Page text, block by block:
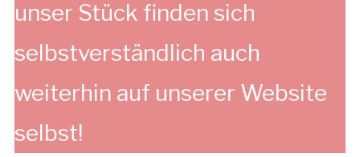
unser Stück finden sich
selbstverständlich auch
weiterhin auf unserer Website
selbst!